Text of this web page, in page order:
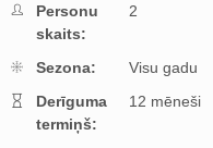
Personu
skaits:
2
Sezona:
Visu gadu
Derīguma
termiņš:
12 mēneši